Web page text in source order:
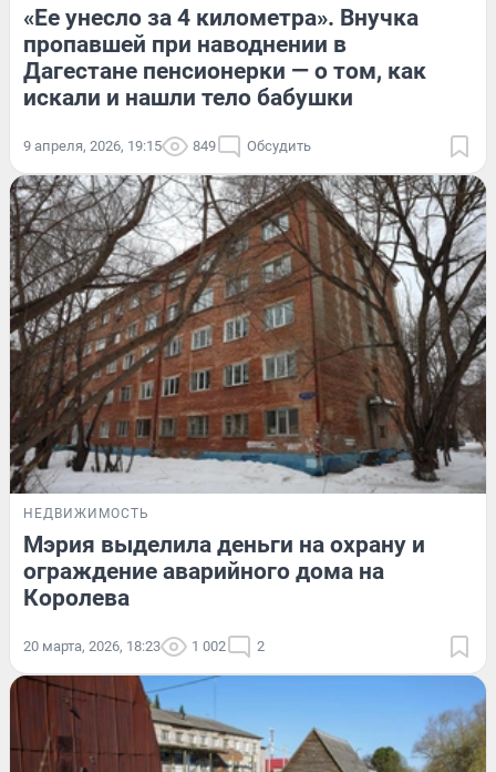
«Ее унесло за 4 километра». Внучка
пропавшей при наводнении в
Дагестане пенсионерки — о том, как
искали и нашли тело бабушки
9 апреля, 2026, 19:15 849 Обсудить
НЕДВИЖИМОСТЬ
Мэрия выделила деньги на охрану и
ограждение аварийного дома на
Королева
20 марта, 2026, 18:23 1 002 2